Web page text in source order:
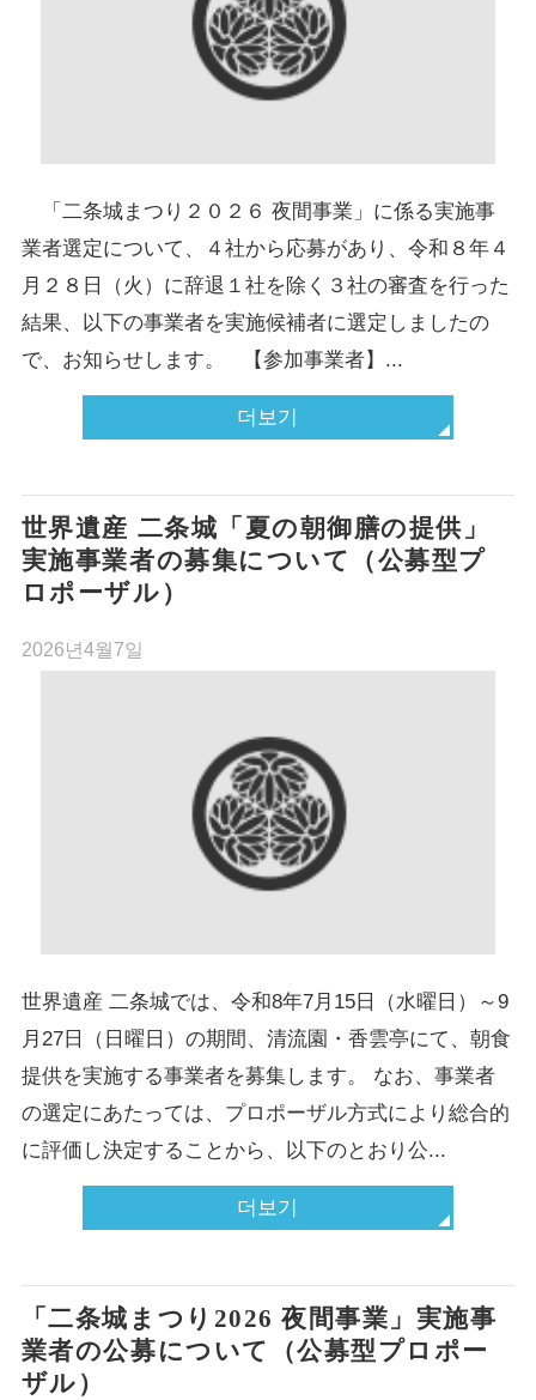
「二条城まつり２０２６ 夜間事業」に係る実施事
業者選定について、４社から応募があり、令和８年４
月２８日（火）に辞退１社を除く３社の審査を行った
結果、以下の事業者を実施候補者に選定しましたの
で、お知らせします。 【参加事業者】...
더보기
世界遺産 二条城「夏の朝御膳の提供」
実施事業者の募集について（公募型プ
ロポーザル）
2026년4월7일
世界遺産 二条城では、令和8年7月15日（水曜日）～9
月27日（日曜日）の期間、清流園・香雲亭にて、朝食
提供を実施する事業者を募集します。 なお、事業者
の選定にあたっては、プロポーザル方式により総合的
に評価し決定することから、以下のとおり公...
더보기
「二条城まつり2026 夜間事業」実施事
業者の公募について（公募型プロポー
ザル）